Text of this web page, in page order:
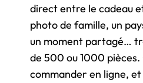
direct entre le cadeau
photo de famille, un
un moment partagé…
de 500 ou 1000 pièces.
commander en ligne,